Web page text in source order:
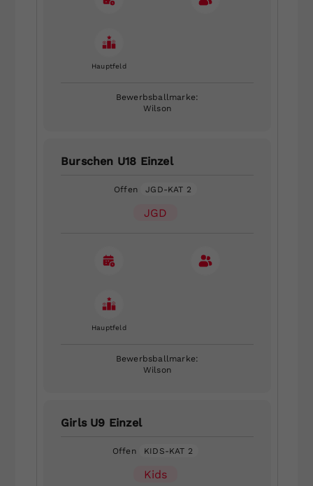
Hauptfeld
Bewerbsballmarke:
Wilson
Burschen U18 Einzel
Offen JGD-KAT 2
JGD
Hauptfeld
Bewerbsballmarke:
Wilson
Girls U9 Einzel
Offen KIDS-KAT 2
Kids